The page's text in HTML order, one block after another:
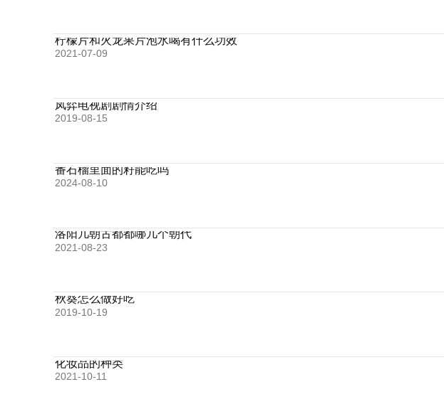
柠檬片和火龙果片泡水喝有什么功效
2021-07-09
凤弈电视剧剧情介绍
2019-08-15
番石榴里面的籽能吃吗
2024-08-10
洛阳几朝古都都哪几个朝代
2021-08-23
秋葵怎么做好吃
2019-10-19
化妆品的种类
2021-10-11